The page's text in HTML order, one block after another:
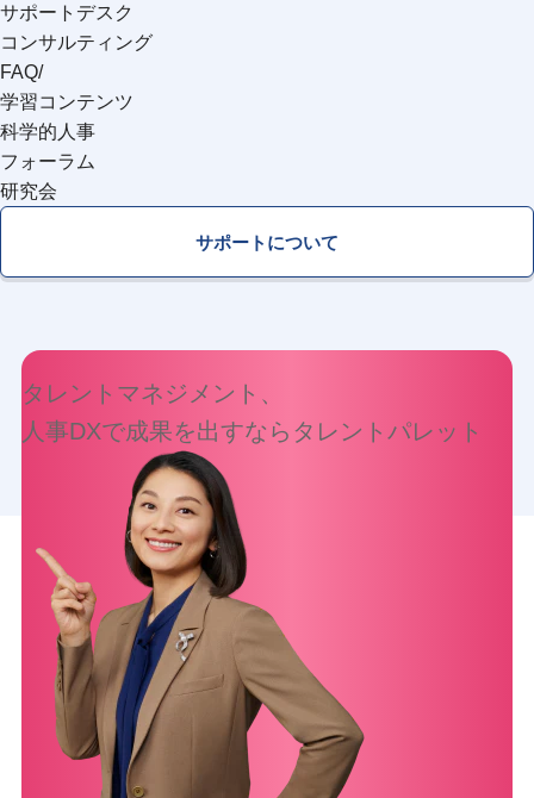
サポートデスク
コンサルティング
FAQ/
学習コンテンツ
科学的人事
フォーラム
研究会
サポートについて
タレントマネジメント、
人事DXで成果を出すなら タレントパレット